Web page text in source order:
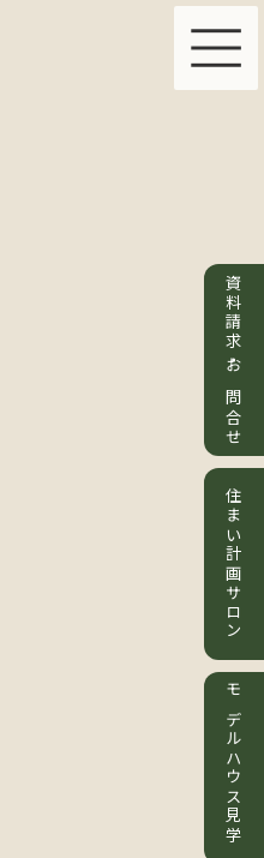
資料請求・お問合せ
住まい計画サロン
モデルハウス見学